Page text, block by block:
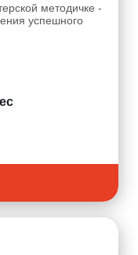
методичке -
успешного